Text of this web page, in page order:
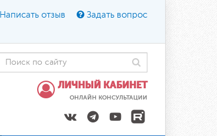
Написать отзыв Задать вопрос
ЛИЧНЫЙ КАБИНЕТ
ОНЛАЙН КОНСУЛЬТАЦИИ